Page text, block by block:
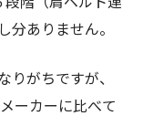
ありません。
がちですが、
ーカーに比べて